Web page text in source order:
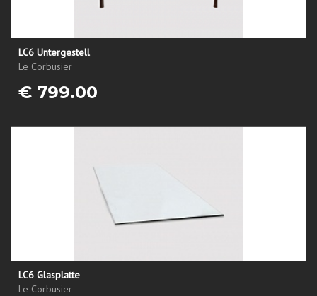
LC6 Untergestell
Le Corbusier
€ 799.00
LC6 Glasplatte
Le Corbusier